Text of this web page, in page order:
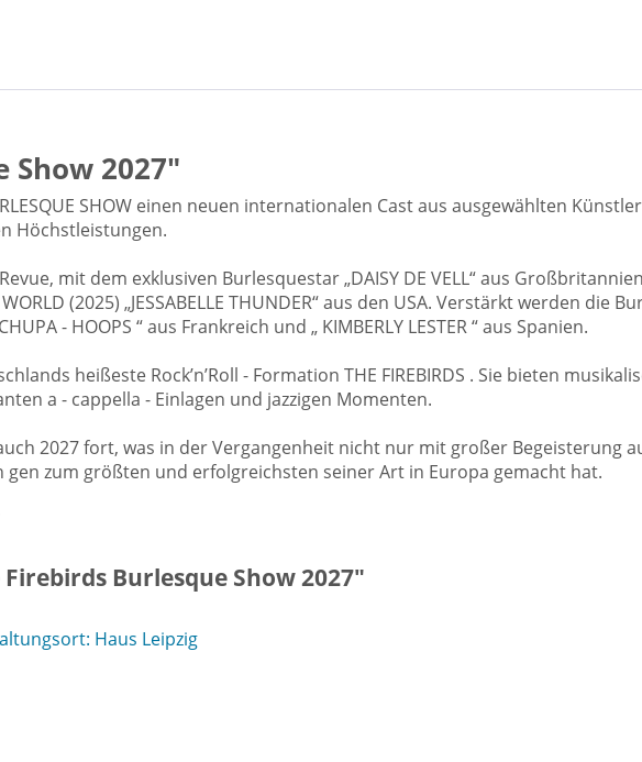
Show 2027"
SHOW einen neuen internationalen Cast aus ausgewählten
Höchstleistungen.
mit dem exklusiven Burlesquestar „DAISY DE VELL“ aus
WORLD (2025) „JESSABELLE THUNDER“ aus den USA. Verstärkt werden die
- HOOPS “ aus Frankreich und „ KIMBERLY LESTER “ aus Spanien.
heißeste Rock’n’Roll - Formation THE FIREBIRDS . Sie bieten
a - cappella - Einlagen und jazzigen Momenten.
auch 2027 fort, was in der Vergangenheit nicht nur mit großer Begeisterung
zum größten und erfolgreichsten seiner Art in Europa gemacht hat.
Burlesque Show 2027"
Haus Leipzig